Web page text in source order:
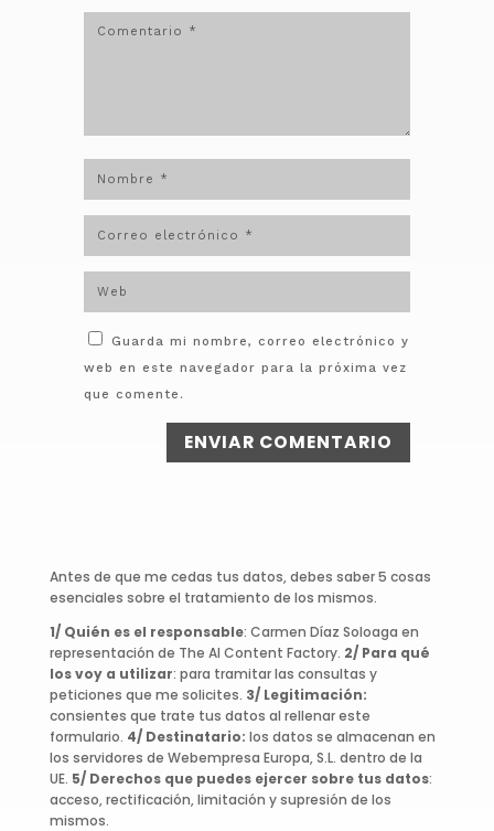
Guarda mi nombre, correo electrónico y
web en este navegador para la próxima vez
que comente.
ENVIAR COMENTARIO
Antes de que me cedas tus datos, debes saber 5 cosas
esenciales sobre el tratamiento de los mismos.
1/ Quién es el responsable: Carmen Díaz Soloaga en
representación de The AI Content Factory. 2/ Para qué
los voy a utilizar: para tramitar las consultas y
peticiones que me solicites. 3/ Legitimación:
consientes que trate tus datos al rellenar este
formulario. 4/ Destinatario: los datos se almacenan en
los servidores de Webempresa Europa, S.L. dentro de la
UE. 5/ Derechos que puedes ejercer sobre tus datos:
acceso, rectificación, limitación y supresión de los
mismos.